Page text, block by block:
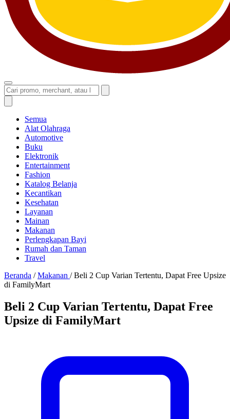
Semua
Alat Olahraga
Automotive
Buku
Elektronik
Entertainment
Fashion
Katalog Belanja
Kecantikan
Kesehatan
Layanan
Mainan
Makanan
Perlengkapan Bayi
Rumah dan Taman
Travel
Beranda / Makanan / Beli 2 Cup Varian Tertentu, Dapat Free Upsize
di FamilyMart
Beli 2 Cup Varian Tertentu, Dapat Free
Upsize di FamilyMart